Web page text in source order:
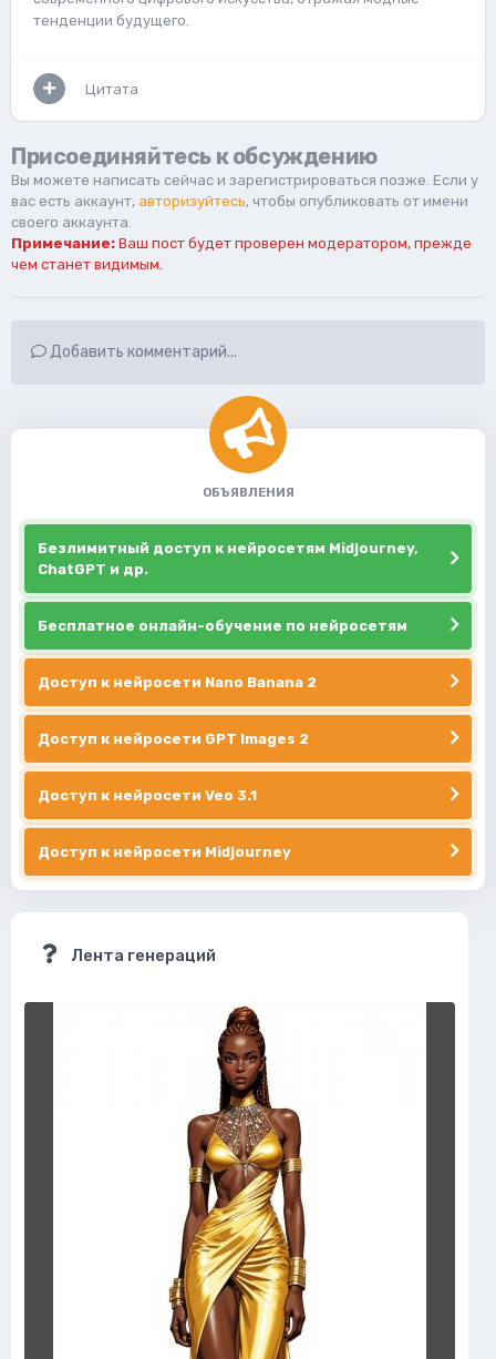
тенденции будущего.
Цитата
Присоединяйтесь к обсуждению
Вы можете написать сейчас и зарегистрироваться позже. Если у
вас есть аккаунт, авторизуйтесь, чтобы опубликовать от имени
своего аккаунта.
Примечание: Ваш пост будет проверен модератором, прежде
чем станет видимым.
Добавить комментарий...
ОБЪЯВЛЕНИЯ
Безлимитный доступ к нейросетям Midjourney,
ChatGPT и др.
Бесплатное онлайн-обучение по нейросетям
Доступ к нейросети Nano Banana 2
Доступ к нейросети GPT Images 2
Доступ к нейросети Veo 3.1
Доступ к нейросети Midjourney
Лента генераций